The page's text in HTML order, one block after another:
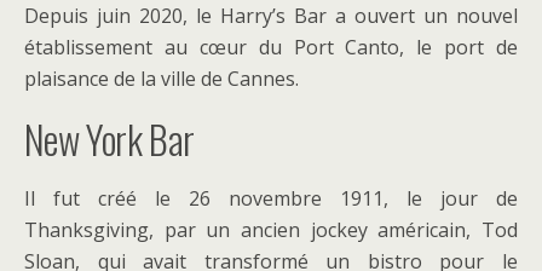
Depuis juin 2020, le Harry’s Bar a ouvert un nouvel
établissement au cœur du Port Canto, le port de
plaisance de la ville de Cannes.
New York Bar
Il fut créé le 26 novembre 1911, le jour de
Thanksgiving, par un ancien jockey américain, Tod
Sloan, qui avait transformé un bistro pour le